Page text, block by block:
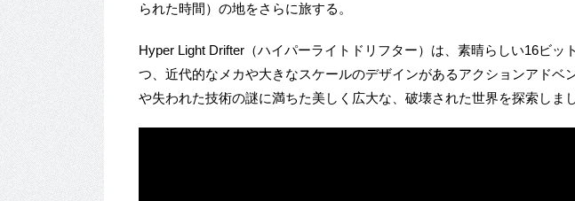
られた時間）の地をさらに旅する。
Hyper Light Drifter（ハイパーライトドリフター）は、素晴らしい16ビッ
つ、近代的なメカや大きなスケールのデザインがあるアクションアドベ
や失われた技術の謎に満ちた美しく広大な、破壊された世界を探索しまし